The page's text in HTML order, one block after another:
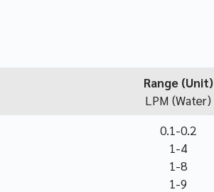
Range (Unit)
LPM (Water)
0.1-0.2
1-4
1-8
1-9